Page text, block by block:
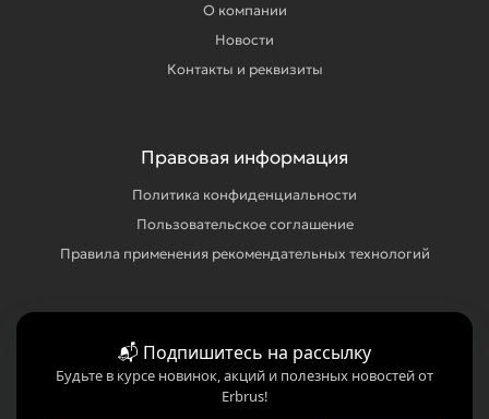
О компании
Новости
Контакты и реквизиты
Правовая информация
Политика конфиденциальности
Пользовательское соглашение
Правила применения рекомендательных технологий
📬 Подпишитесь на рассылку
Будьте в курсе новинок, акций и полезных новостей от
Erbrus!